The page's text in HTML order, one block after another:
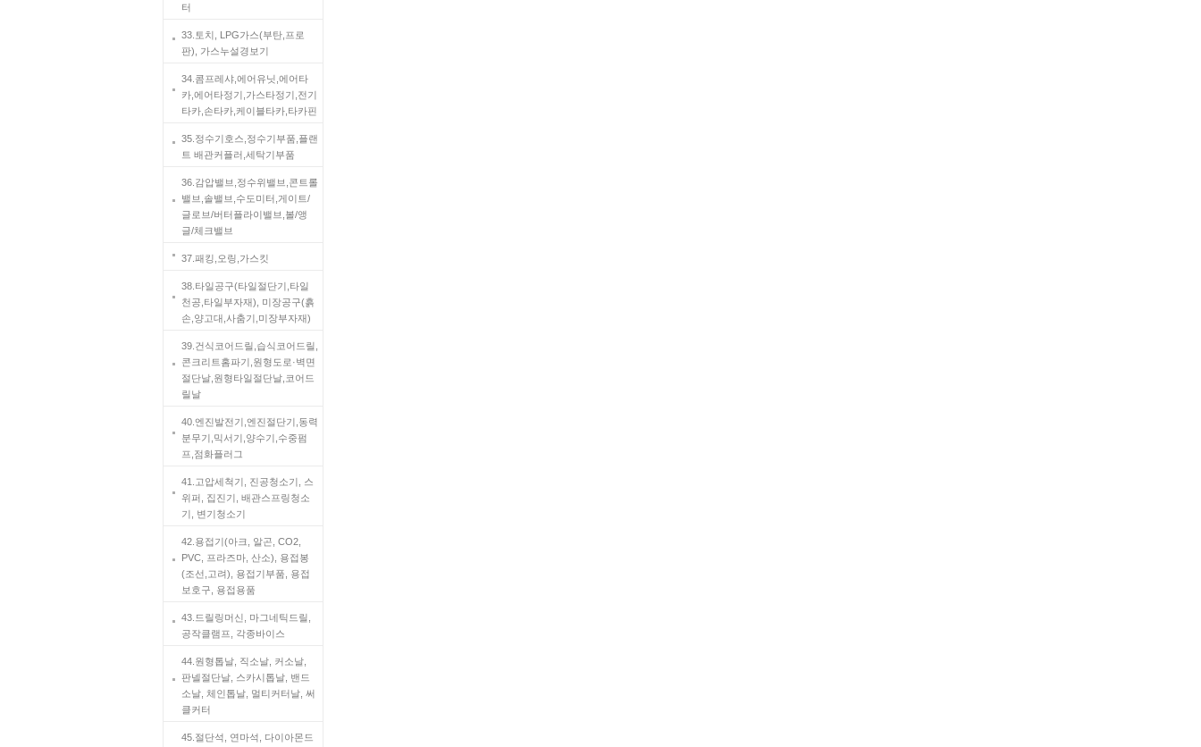
터
33.토치, LPG가스(부탄,프로
판), 가스누설경보기
34.콤프레샤,에어유닛,에어타
카,에어타정기,가스타정기,전기
타카,손타카,케이블타카,타카핀
35.정수기호스,정수기부품,플랜
트 배관커플러,세탁기부품
36.감압밸브,정수위밸브,콘트롤
밸브,솔밸브,수도미터,게이트/
글로브/버터플라이밸브,볼/앵
글/체크밸브
37.패킹,오링,가스킷
38.타일공구(타일절단기,타일
천공,타일부자재), 미장공구(흙
손,양고대,사춤기,미장부자재)
39.건식코어드릴,습식코어드릴,
콘크리트홈파기,원형도로·벽면
절단날,원형타일절단날,코어드
릴날
40.엔진발전기,엔진절단기,동력
분무기,믹서기,양수기,수중펌
프,점화플러그
41.고압세척기, 진공청소기, 스
위퍼, 집진기, 배관스프링청소
기, 변기청소기
42.용접기(아크, 알곤, CO2,
PVC, 프라즈마, 산소), 용접봉
(조선,고려), 용접기부품, 용접
보호구, 용접용품
43.드릴링머신, 마그네틱드릴,
공작클램프, 각종바이스
44.원형톱날, 직소날, 커소날,
판넬절단날, 스카시톱날, 밴드
소날, 체인톱날, 멀티커터날, 써
클커터
45.절단석, 연마석, 다이아몬드